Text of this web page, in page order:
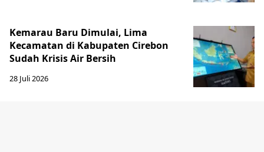
Kemarau Baru Dimulai, Lima
Kecamatan di Kabupaten Cirebon
Sudah Krisis Air Bersih
28 Juli 2026